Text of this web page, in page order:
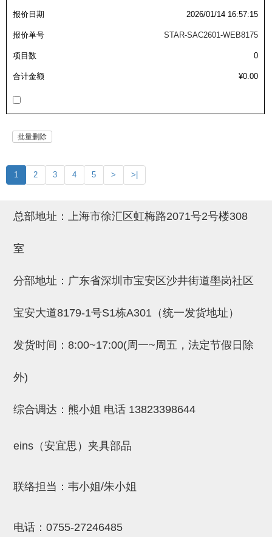
报价日期 2026/01/14 16:57:15
报价单号 STAR-SAC2601-WEB8175
项目数 0
合计金额 ¥0.00
批量删除
1 2 3 4 5 > >|
总部地址：上海市徐汇区虹梅路2071号2号楼308
室
分部地址：广东省深圳市宝安区沙井街道壆岗社区
宝安大道8179-1号S1栋A301（统一发货地址）
发货时间：8:00~17:00(周一~周五，法定节假日除
外)
综合调达：熊小姐 电话 13823398644
eins（安宜思）夹具部品
联络担当：韦小姐/朱小姐
电话：0755-27246485
吸着金具(大型)
吸着金具(附保持机能)
固定式/微型气缸用/调整器(其他)
真空发生器、过滤器、确认阀
HNW系列 (18)
NW系列 (34)
微型气剪用配件 (6)
微型气剪本体 (3)
NW快速交换部品 (2)
NT系列 (13)
气剪固定架，安装支架 (5)
NB系列 (6)
气剪用备件 (0)
气剪备用刀片 (29)
NW系列
微型气剪备用刀片
剪刀安装部品
NW快速交换部品
气剪固定架，安装支架
水口剪刀单元，时间控制器